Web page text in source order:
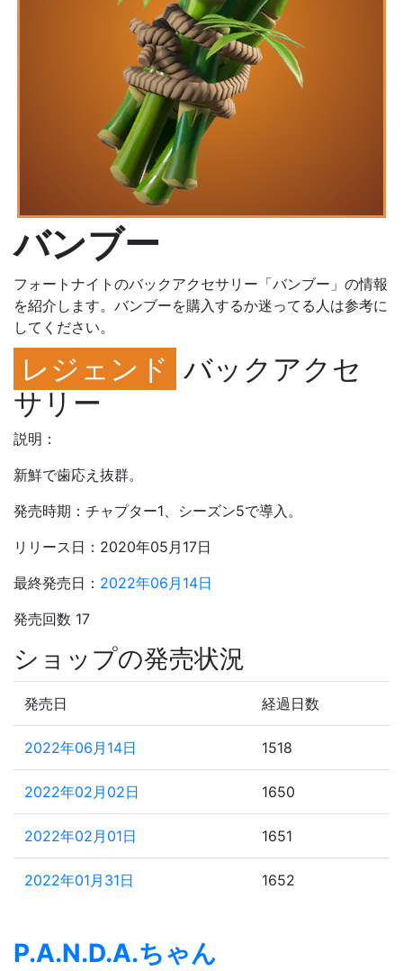
バンブー
フォートナイトのバックアクセサリー「バンブー」の情報
を紹介します。バンブーを購入するか迷ってる人は参考に
してください。
レジェンド バックアクセ
サリー
説明：
新鮮で歯応え抜群。
発売時期：チャプター1、シーズン5で導入。
リリース日：2020年05月17日
最終発売日： 2022年06月14日
発売回数 17
ショップの発売状況
発売日 経過日数
2022年06月14日 1518
2022年02月02日 1650
2022年02月01日 1651
2022年01月31日 1652
P.A.N.D.A.ちゃん